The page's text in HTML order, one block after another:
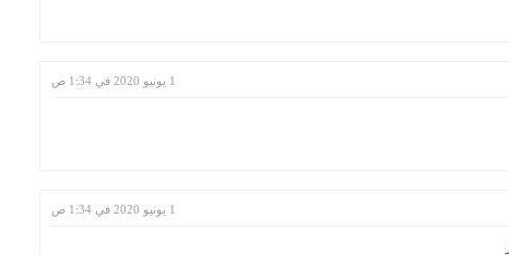
1 يونيو 2020 في 1:34 ص
1 يونيو 2020 في 1:34 ص